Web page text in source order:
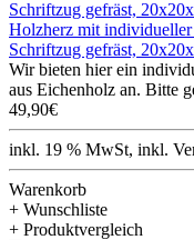
Holzherz mit
Schriftzug gefräst,
Wir bieten hier ein
aus Eichenholz an. Bitte
49,90€
inkl. 19 % MwSt, inkl.
Warenkorb
+ Wunschliste
+ Produktvergleich